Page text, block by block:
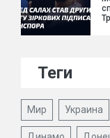
Теги
Мир Украина